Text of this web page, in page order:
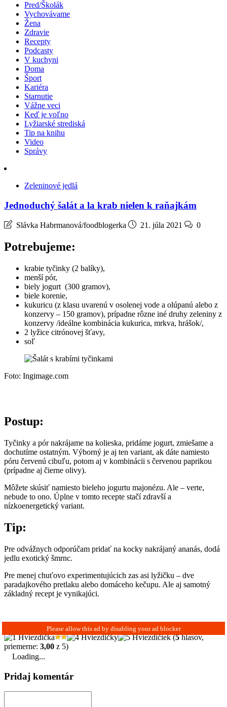
Pred/Školák
Vychovávame
Žena
Zdravie
Recepty
Podcasty
V kuchyni
Doma
Šport
Kariéra
Starnutie
Vážne veci
Keď je voľno
Lyžiarské strediská
Tip na knihu
Video
Správy
Zeleninové jedlá
Jednoduchý šalát a la krab nielen k raňajkám
Slávka Habrmanová/foodblogerka 21. júla 2021 0
Potrebujeme:
krabie tyčinky (2 balíky),
menší pór,
biely jogurt (300 gramov),
biele korenie,
kukuricu (z klasu uvarenú v osolenej vode a olúpanú alebo z
konzervy – 150 gramov), prípadne rôzne iné druhy zeleniny z
konzervy /ideálne kombinácia kukurica, mrkva, hrášok/,
2 lyžice citrónovej šťavy,
soľ
Foto: Ingimage.com
Postup:
Tyčinky a pór nakrájame na kolieska, pridáme jogurt, zmiešame a
dochutíme ostatným. Výborný je aj ten variant, ak dáte namiesto
póru červenú cibuľu, potom aj v kombinácii s červenou paprikou
(prípadne aj čierne olivy).
Môžete skúsiť namiesto bieleho jogurtu majonézu. Ale – verte,
nebude to ono. Úplne v tomto recepte stačí zdravší a
nízkoenergetický variant.
Tip:
Pre odvážnych odporúčam pridať na kocky nakrájaný ananás, dodá
jedlu exotický šmrnc.
Pre menej chuťovo experimentujúcich zas asi lyžičku – dve
paradajkového pretlaku alebo domáceho kečupu. Ale aj samotný
základný recept je vynikajúci.
(5hlasov,
priemerne: 3,00 z 5)
Loading...
Pridaj komentár